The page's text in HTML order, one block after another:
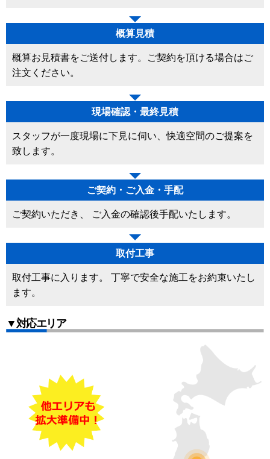
概算見積
概算お見積書をご送付します。ご契約を頂ける場合はご
注文ください。
現場確認・最終見積
スタッフが一度現場に下見に伺い、快適空間のご提案を
致します。
ご契約・ご入金・手配
ご契約いただき、 ご入金の確認後手配いたします。
取付工事
取付工事に入ります。 丁寧で安全な施工をお約束いたし
ます。
▼対応エリア